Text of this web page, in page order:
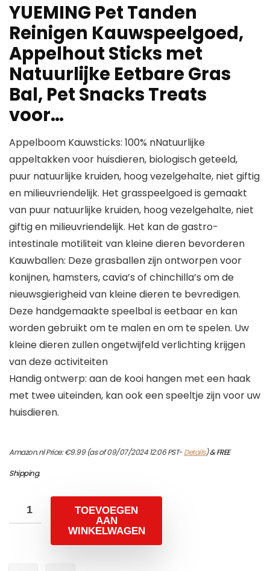
YUEMING Pet Tanden
Reinigen Kauwspeelgoed,
Appelhout Sticks met
Natuurlijke Eetbare Gras
Bal, Pet Snacks Treats
voor…
Appelboom Kauwsticks: 100% nNatuurlijke
appeltakken voor huisdieren, biologisch geteeld,
puur natuurlijke kruiden, hoog vezelgehalte, niet giftig
en milieuvriendelijk. Het grasspeelgoed is gemaakt
van puur natuurlijke kruiden, hoog vezelgehalte, niet
giftig en milieuvriendelijk. Het kan de gastro-
intestinale motiliteit van kleine dieren bevorderen
Kauwballen: Deze grasballen zijn ontworpen voor
konijnen, hamsters, cavia’s of chinchilla’s om de
nieuwsgierigheid van kleine dieren te bevredigen.
Deze handgemaakte speelbal is eetbaar en kan
worden gebruikt om te malen en om te spelen. Uw
kleine dieren zullen ongetwijfeld verlichting krijgen
van deze activiteiten
Handig ontwerp: aan de kooi hangen met een haak
met twee uiteinden, kan ook een speeltje zijn voor uw
huisdieren.
Amazon.nl Price:€9.99(as of 09/07/2024 12:06 PST-Details)&FREE
Shipping.
TOEVOEGEN
AAN
WINKELWAGEN